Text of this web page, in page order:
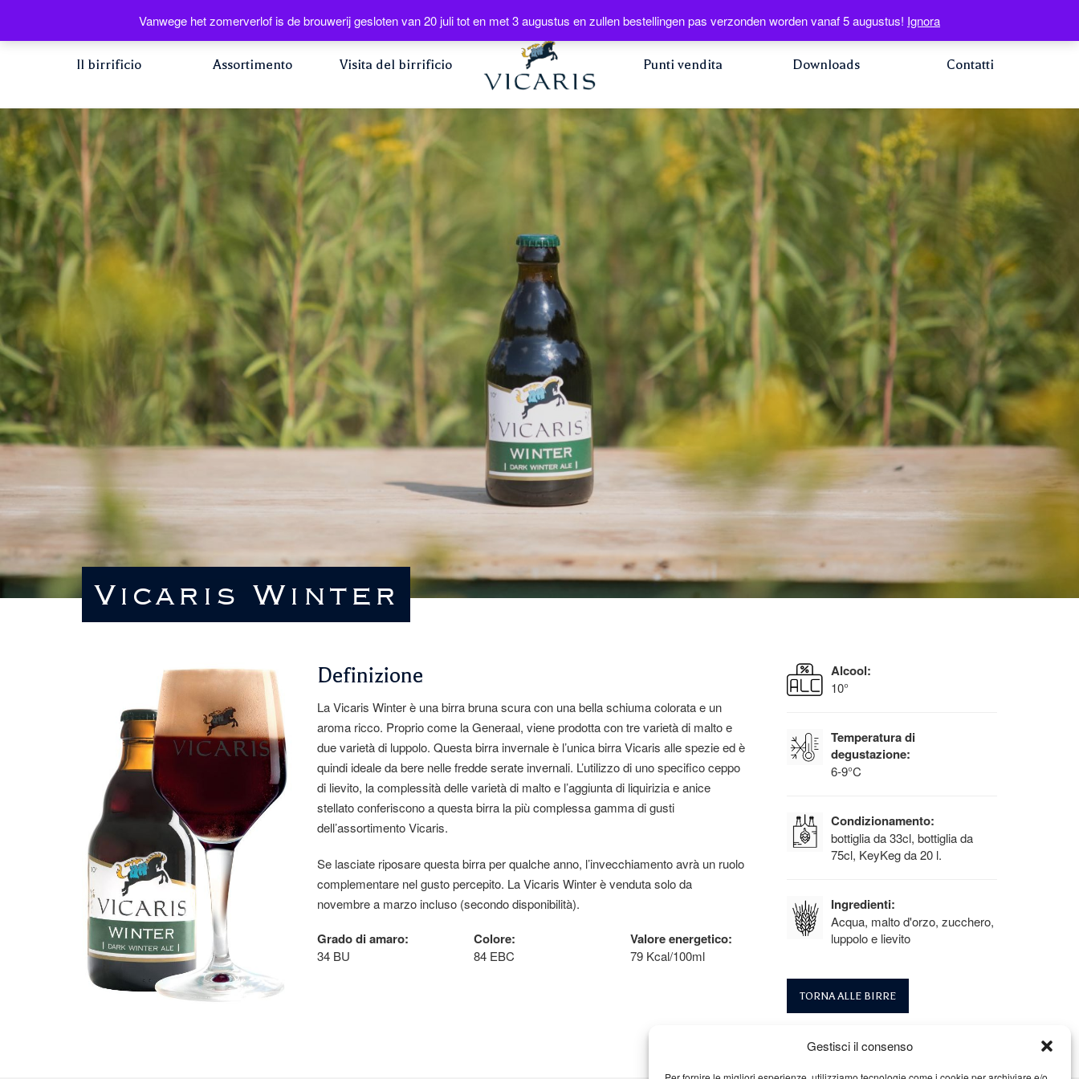
Gestisci il consenso
Webshop
Il birrificio Assortimento Visita del birrificio Punti vendita Downloads Contatti
NL FR EN IT
Vicaris Winter
Definizione
La Vicaris Winter è una birra bruna scura con una bella schiuma colorata e un
aroma ricco. Proprio come la Generaal, viene prodotta con tre varietà di malto e
due varietà di luppolo. Questa birra invernale è l’unica birra Vicaris alle spezie ed è
quindi ideale da bere nelle fredde serate invernali. L’utilizzo di uno specifico ceppo
di lievito, la complessità delle varietà di malto e l’aggiunta di liquirizia e anice
stellato conferiscono a questa birra la più complessa gamma di gusti
dell’assortimento Vicaris.
Se lasciate riposare questa birra per qualche anno, l’invecchiamento avrà un ruolo
complementare nel gusto percepito. La Vicaris Winter è venduta solo da
novembre a marzo incluso (secondo disponibilità).
Grado di amaro:
34 BU
Colore:
84 EBC
Valore energetico:
79 Kcal/100ml
Alcool:
10°
Temperatura di
degustazione:
6-9°C
Condizionamento:
bottiglia da 33cl, bottiglia da
75cl, KeyKeg da 20 l.
Ingredienti:
Acqua, malto d'orzo, zucchero,
luppolo e lievito
TORNA ALLE BIRRE
Vanwege het zomerverlof is de brouwerij gesloten van 20 juli tot en met 3 augustus en zullen bestellingen pas verzonden worden vanaf 5 augustus! Ignora